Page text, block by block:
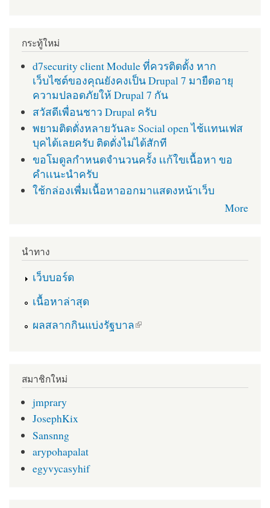
กระทู้ใหม่
d7security client Module ที่ควรติดตั้ง หาก
เว็บไซต์ของคุณยังคงเป็น Drupal 7 มายืดอายุ
ความปลอดภัยให้ Drupal 7 กัน
สวัสดีเพื่อนชาว Drupal ครับ
พยามติดตั่งหลายวันละ Social open ไช้เเทนเฟส
บุคได้เลยครับ ติดตั่งไม่ได้สักที
ขอโมดูลกำหนดจำนวนครั้ง เเก้ใขเนื้อหา ขอ
คำเเนะนำครับ
ใช้กล่องเพื่มเนื้อหาออกมาแสดงหน้าเว็บ
More
นำทาง
เว็บบอร์ด
เนื้อหาล่าสุด
ผลสลากกินแบ่งรัฐบาล
(link is external)
สมาชิกใหม่
jmprary
JosephKix
Sansnng
arypohapalat
egyvycasyhif